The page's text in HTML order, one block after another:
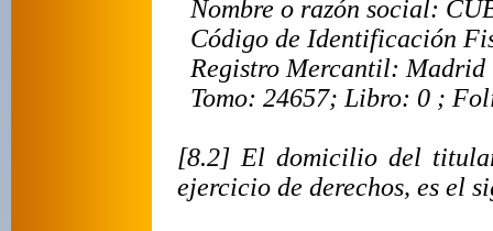
Nombre o razón social:
Código de Identificación
Registro Mercantil: Madrid
Tomo: 24657; Libro: 0 ;
[8.2] El domicilio del
ejercicio de derechos, es el